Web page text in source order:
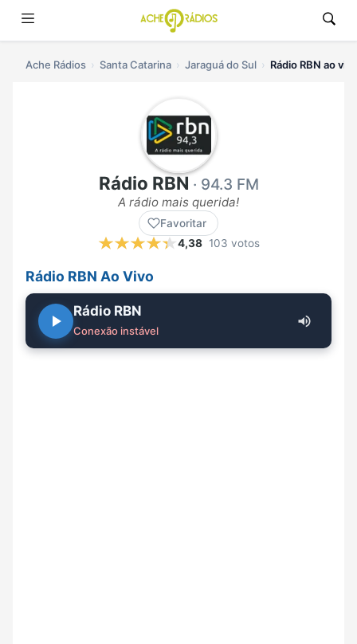
Ache Rádios Santa Catarina Jaraguá do Sul Rádio RBN ao vivo
Rádio RBN · 94.3 FM
A rádio mais querida!
Favoritar
4,38 103 votos
Rádio RBN Ao Vivo
Rádio RBN
Conexão instável